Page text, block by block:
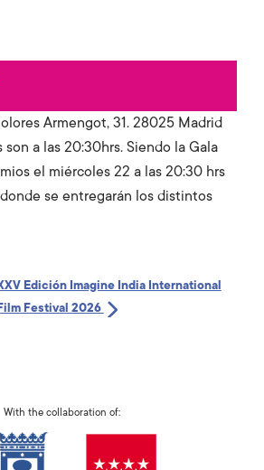
Armengot, 31. 28025 Madrid
son a las 20:30hrs. Siendo la Gala
el miércoles 22 a las 20:30 hrs
se entregarán los distintos
Edición Imagine India International
Festival 2026
With the collaboration of: